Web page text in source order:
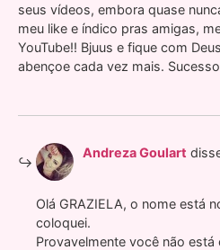
seus vídeos, embora quase
meu like e índico pras amigas,
YouTube!! Bjuus e fique com
abençoe cada vez mais.
Andreza Goulart
Olá GRAZIELA, o nome está
coloquei.
Provavelmente você não